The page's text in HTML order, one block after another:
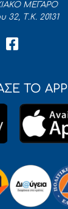
ΜΕΓΑΡΟ
32, Τ.Κ. 20131
ΤΟ APP